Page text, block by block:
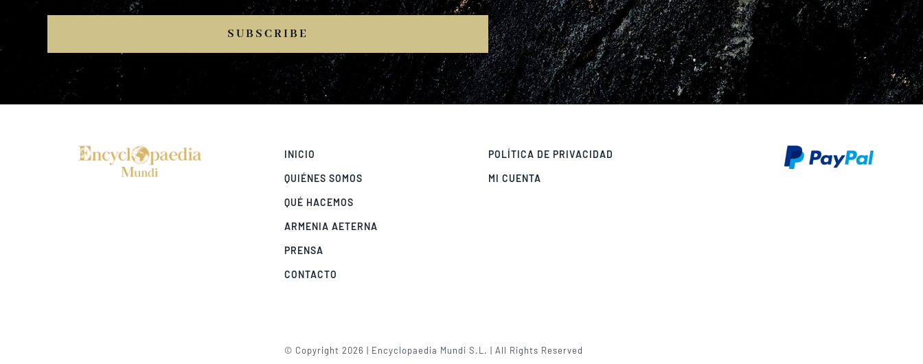
SUBSCRIBE
INICIO
QUIÉNES SOMOS
QUÉ HACEMOS
ARMENIA AETERNA
PRENSA
CONTACTO
POLÍTICA DE PRIVACIDAD
MI CUENTA
© Copyright 2026 | Encyclopaedia Mundi S.L. | All Rights Reserved